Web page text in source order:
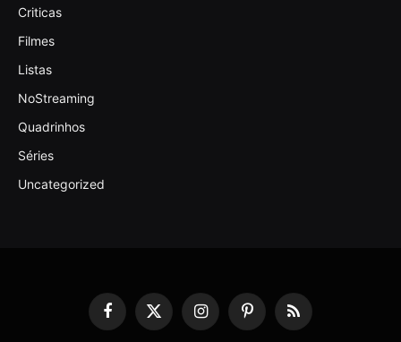
Criticas
Filmes
Listas
NoStreaming
Quadrinhos
Séries
Uncategorized
Facebook
X
(Twitter)
InstagramPinterestRSS